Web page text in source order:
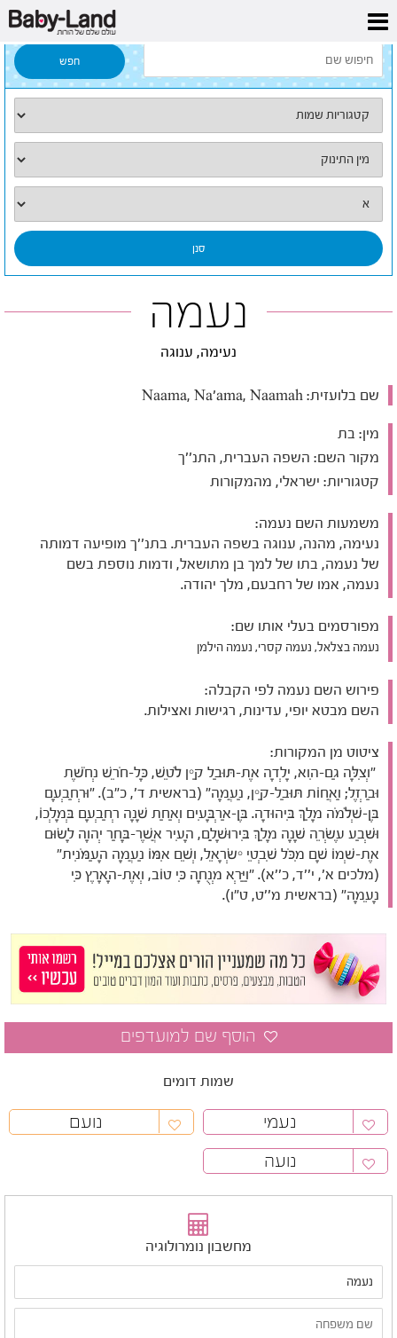
דף הבית
נעמה
נעימה, ענוגה
שם בלועזית:
מין: בת
מקור השם: השפה העברית, התנ''ך
קטגוריות: ישראלי, מהמקורות
משמעות השם נעמה:
נעימה, מהנה, ענוגה בשפה העברית. בתנ''ך מופיעה דמותה
של נעמה, בתו של למך בן מתושאל, ודמות נוספת בשם
נעמה, אמו של רחבעם, מלך יהודה.
מפורסמים בעלי אותו שם:
נעמה בצלאל, נעמה קסרי, נעמה הילמן
פירוש השם נעמה לפי הקבלה:
השם מבטא יופי, עדינות, רגישות ואצילות.
ציטוט מן המקורות:
"וְצִלָּה גַם-הִוא, יָלְדָה אֶת-תּוּבַל קַיִן לֹטֵשׁ, כָּל-חֹרֵשׁ נְחֹשֶׁת
וּבַרְזֶל; וַאֲחוֹת תּוּבַל-קַיִן, נַעֲמָה" (בראשית ד', כ"ב). "וּרְחַבְעָם
בֶּן-שְׁלֹמֹה מָלַךְ בִּיהוּדָה. בֶּן-אַרְבָּעִים וְאַחַת שָׁנָה רְחַבְעָם בְּמָלְכוֹ,
וּשְׁבַע עֶשְׂרֵה שָׁנָה מָלַךְ בִּירוּשָׁלִַם, הָעִיר אֲשֶׁר-בָּחַר יְהוָה לָשׂוּם
אֶת-שְׁמוֹ שָׁם מִכֹּל שִׁבְטֵי יִשְׂרָאֵל, וְשֵׁם אִמּוֹ נַעֲמָה הָעַמֹּנִית"
(מלכים א', י''ד, כ''א). "וַיַּרְא מְנֻחָה כִּי טוֹב, וְאֶת-הָאָרֶץ כִּי
נָעֵמָה" (בראשית מ''ט, ט"ו).
שמות דומים
נעמי
נועם
נועה
מחשבון נומרולוגיה